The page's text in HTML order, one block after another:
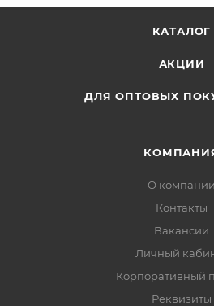
КАТАЛОГ
АКЦИИ
ДЛЯ ОПТОВЫХ
О компании
Контакты
Вакансии
Личный
Корпоративный
Реквизиты